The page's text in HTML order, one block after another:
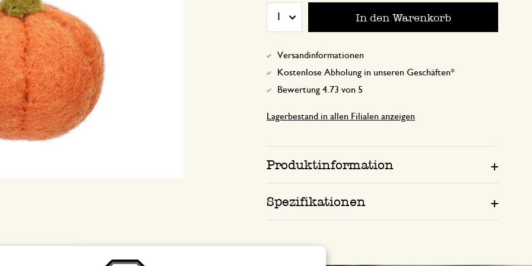
In den Warenkorb
Versandinformationen
Kostenlose Abholung in unseren Geschäften*
Bewertung 4.73 von 5
Lagerbestand in allen Filialen anzeigen
Produktinformation
Spezifikationen
Nur Bewertung, ohne Kommentar
28. September 2025